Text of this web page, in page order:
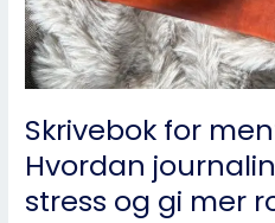
Skrivebok for
Hvordan
stress og gi mer
gi
mer
ro
hverdagen